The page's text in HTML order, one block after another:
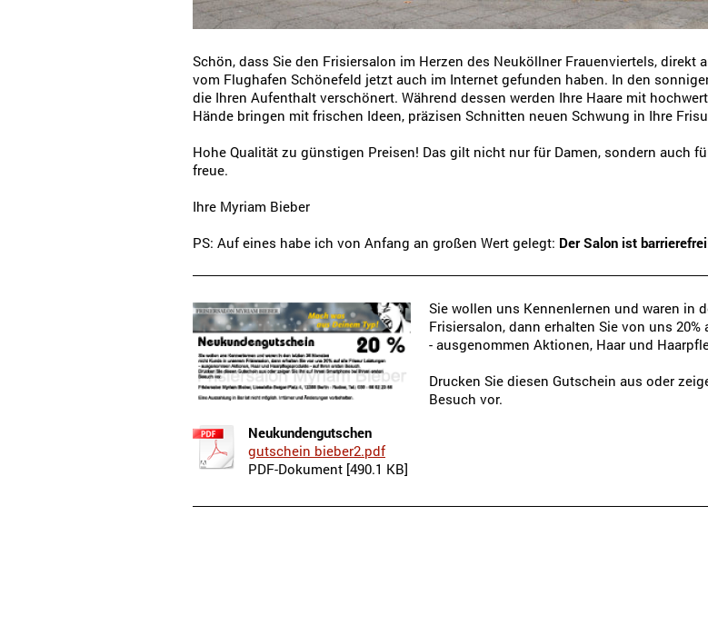
Schön, dass Sie den Frisiersalon im Herzen des Neuköllner Frauenviertels, direkt
vom Flughafen Schönefeld jetzt auch im Internet gefunden haben. In den
die Ihren Aufenthalt verschönert. Während dessen werden Ihre Haare mit
Hände bringen mit frischen Ideen, präzisen Schnitten neuen Schwung in Ihre
Hohe Qualität zu günstigen Preisen! Das gilt nicht nur für Damen, sondern auch
freue.
Ihre Myriam Bieber
PS: Auf eines habe ich von Anfang an großen Wert gelegt: Der Salon ist
Sie wollen uns Kennenlernen und waren in
Frisiersalon, dann erhalten Sie von uns
- ausgenommen Aktionen, Haar und
Drucken Sie diesen Gutschein aus oder
Besuch vor.
Neukundengutschen
gutschein bieber2.pdf
PDF-Dokument [490.1 KB]